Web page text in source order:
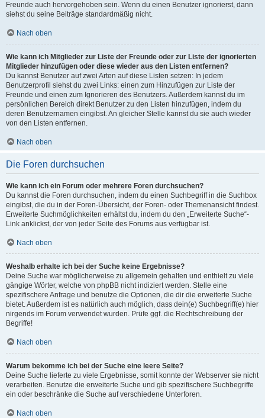
Freunde auch hervorgehoben sein. Wenn du einen Benutzer ignorierst, dann
siehst du seine Beiträge standardmäßig nicht.
Nach oben
Wie kann ich Mitglieder zur Liste der Freunde oder zur Liste der ignorierten
Mitglieder hinzufügen oder diese wieder aus den Listen entfernen?
Du kannst Benutzer auf zwei Arten auf diese Listen setzen: In jedem
Benutzerprofil siehst du zwei Links: einen zum Hinzufügen zur Liste der
Freunde und einen zum Ignorieren des Benutzers. Außerdem kannst du im
persönlichen Bereich direkt Benutzer zu den Listen hinzufügen, indem du
deren Benutzernamen eingibst. An gleicher Stelle kannst du sie auch wieder
von den Listen entfernen.
Nach oben
Die Foren durchsuchen
Wie kann ich ein Forum oder mehrere Foren durchsuchen?
Du kannst die Foren durchsuchen, indem du einen Suchbegriff in die Suchbox
eingibst, die du in der Foren-Übersicht, der Foren- oder Themenansicht findest.
Erweiterte Suchmöglichkeiten erhältst du, indem du den „Erweiterte Suche“-
Link anklickst, der von jeder Seite des Forums aus verfügbar ist.
Nach oben
Weshalb erhalte ich bei der Suche keine Ergebnisse?
Deine Suche war möglicherweise zu allgemein gehalten und enthielt zu viele
gängige Wörter, welche von phpBB nicht indiziert werden. Stelle eine
spezifischere Anfrage und benutze die Optionen, die dir die erweiterte Suche
bietet. Außerdem ist es natürlich auch möglich, dass dein(e) Suchbegriff(e) hier
nirgends im Forum verwendet wurden. Prüfe ggf. die Rechtschreibung der
Begriffe!
Nach oben
Warum bekomme ich bei der Suche eine leere Seite?
Deine Suche lieferte zu viele Ergebnisse, somit konnte der Webserver sie nicht
verarbeiten. Benutze die erweiterte Suche und gib spezifischere Suchbegriffe
ein oder beschränke die Suche auf verschiedene Unterforen.
Nach oben